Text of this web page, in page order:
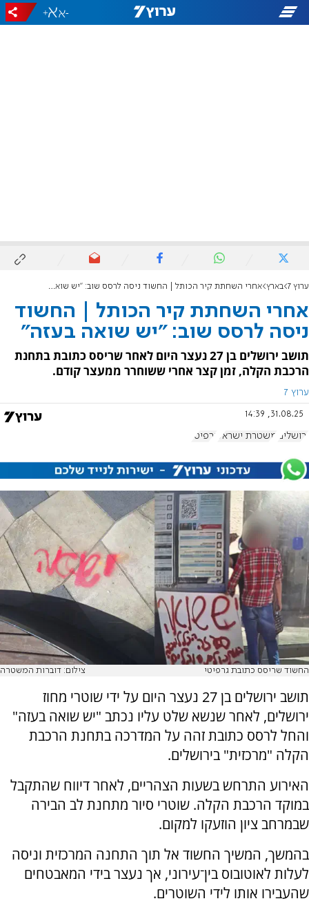
-
+
ערוץ 7 בארץ אחרי השחתת קיר הכותל | החשוד ניסה לרסס שוב: "יש שואה בעזה"
אחרי השחתת קיר הכותל | החשוד
ניסה לרסס שוב: "יש שואה בעזה"
תושב ירושלים בן 27 נעצר היום לאחר שריסס כתובת בתחנת
הרכבת הקלה, זמן קצר אחרי ששוחרר ממעצר קודם.
ערוץ 7
31.08.25, 14:39
ירושלים משטרת ישראל גרפיטי
החשוד שריסס כתובת גרפיטי צילום: דוברות המשטרה
תושב ירושלים בן 27 נעצר היום על ידי שוטרי מחוז
ירושלים, לאחר שנשא שלט עליו נכתב "יש שואה בעזה"
והחל לרסס כתובת זהה על המדרכה בתחנת הרכבת
הקלה "מרכזית" בירושלים.
האירוע התרחש בשעות הצהריים, לאחר דיווח שהתקבל
במוקד הרכבת הקלה. שוטרי סיור מתחנת לב הבירה
שבמרחב ציון הוזעקו למקום.
בהמשך, המשיך החשוד אל תוך התחנה המרכזית וניסה
לעלות לאוטובוס בין־עירוני, אך נעצר בידי המאבטחים
שהעבירו אותו לידי השוטרים.